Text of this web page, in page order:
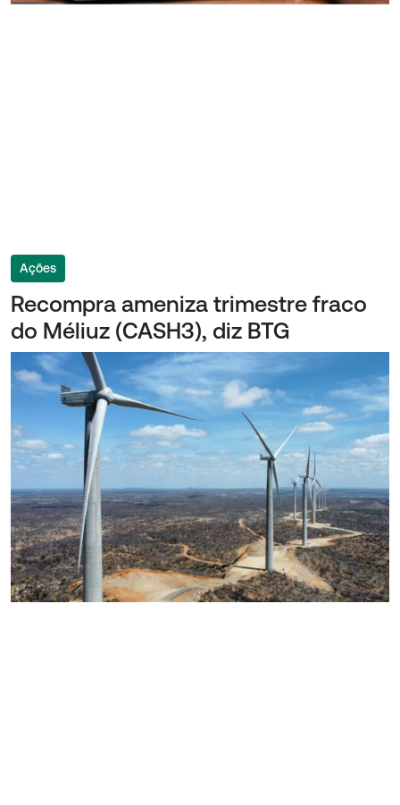
Ações
Recompra ameniza trimestre fraco
do Méliuz (CASH3), diz BTG